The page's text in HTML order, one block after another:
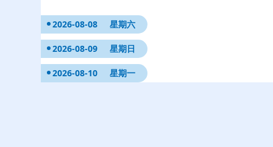
2026-08-08 星期六
2026-08-09 星期日
2026-08-10 星期一